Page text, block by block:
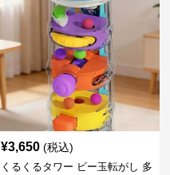
¥3,650 (税込)
くるくるタワー ビー玉転がし 多